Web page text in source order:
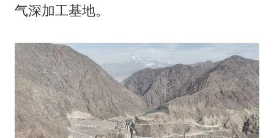
气深加工基地。